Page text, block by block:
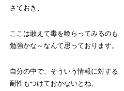
さておき、
ここは敢えて毒を喰らってみるのも
勉強かな～なんて思っております。
自分の中で、そういう情報に対する
耐性もつけておかないとね、